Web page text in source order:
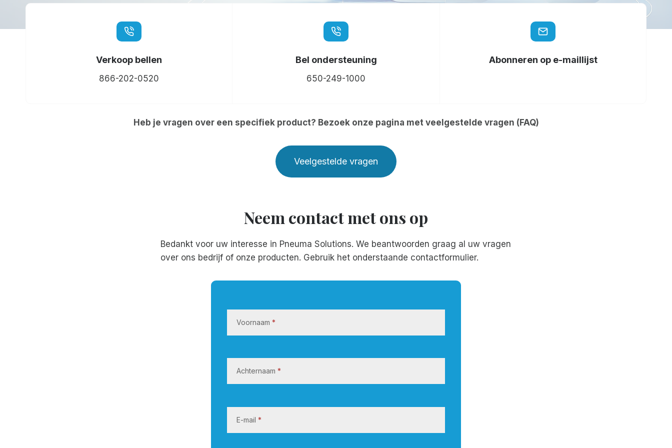
Verkoop bellen
866-202-0520
Bel ondersteuning
650-249-1000
Abonneren op e-maillijst
Heb je vragen over een specifiek product? Bezoek onze pagina met veelgestelde vragen (FAQ)
Veelgestelde vragen
Neem contact met ons op
Bedankt voor uw interesse in Pneuma Solutions. We beantwoorden graag al uw vragen
over ons bedrijf of onze producten. Gebruik het onderstaande contactformulier.
c
n
Voornaam *
Achternaam *
E-mail *